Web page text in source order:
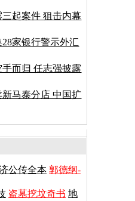
起案件 狙击内幕
家银行警示外汇
而归 任志强披露
马泰分店 中国扩
公传全本 郭德纲-
盗墓挖坟奇书 地